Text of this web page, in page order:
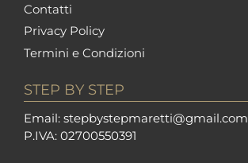
Contatti
Privacy Policy
Termini e Condizioni
STEP BY STEP
Email: stepbystepmaretti@gmail.com
P.IVA: 02700550391